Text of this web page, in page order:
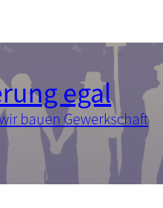
egal
bauen Gewerkschaft